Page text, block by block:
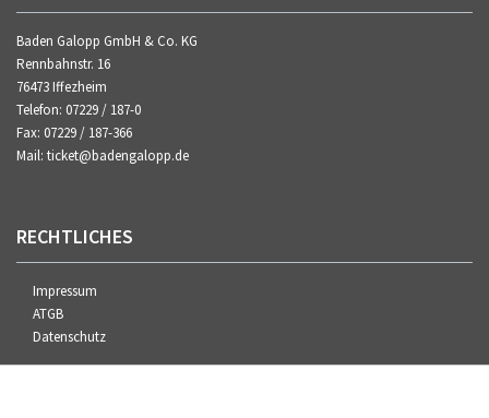
Baden Galopp GmbH & Co. KG
Rennbahnstr. 16
76473 Iffezheim
Telefon: 07229 / 187-0
Fax: 07229 / 187-366
Mail: ticket@badengalopp.de
RECHTLICHES
Impressum
ATGB
Datenschutz